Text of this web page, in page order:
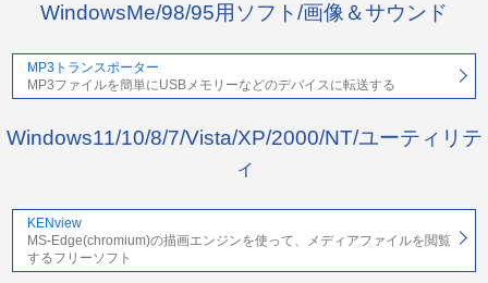
WindowsMe/98/95用ソフト/画像＆サウンド
MP3トランスポーター
MP3ファイルを簡単にUSBメモリーなどのデバイスに転送する
Windows11/10/8/7/Vista/XP/2000/NT/ユーティリテ
ィ
KENview
MS-Edge(chromium)の描画エンジンを使って、メディアファイルを閲覧
するフリーソフト